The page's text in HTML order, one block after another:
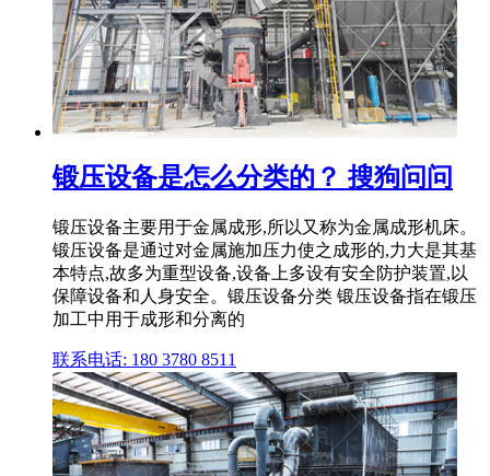
锻压设备是怎么分类的？ 搜狗问问
锻压设备主要用于金属成形,所以又称为金属成形机床。
锻压设备是通过对金属施加压力使之成形的,力大是其基
本特点,故多为重型设备,设备上多设有安全防护装置,以
保障设备和人身安全。锻压设备分类 锻压设备指在锻压
加工中用于成形和分离的
联系电话: 180 3780 8511